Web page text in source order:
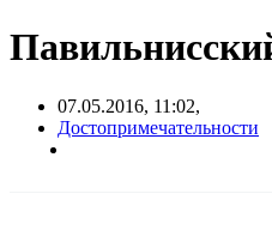
07.05.2016, 11:02,
Достопримечательности